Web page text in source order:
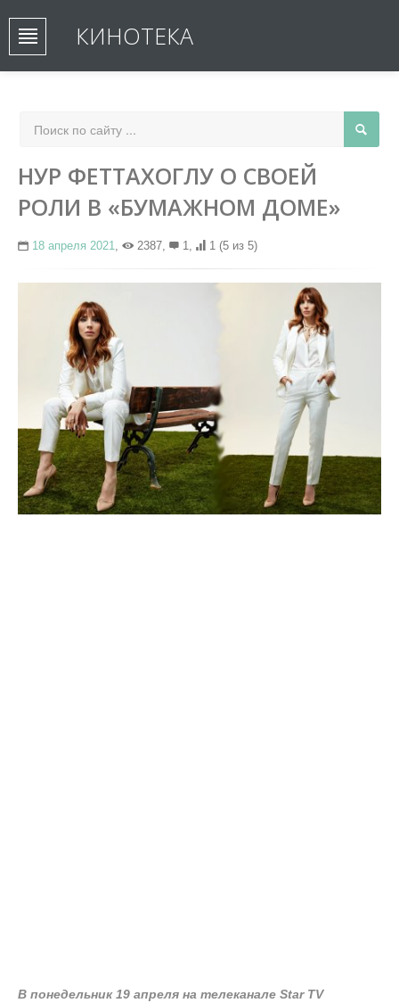
КИНОТЕКА
НУР ФЕТТАХОГЛУ О СВОЕЙ
РОЛИ В «БУМАЖНОМ ДОМЕ»
18 апреля 2021, 2387, 1, 1 (5 из 5)
В понедельник 19 апреля на телеканале Star TV